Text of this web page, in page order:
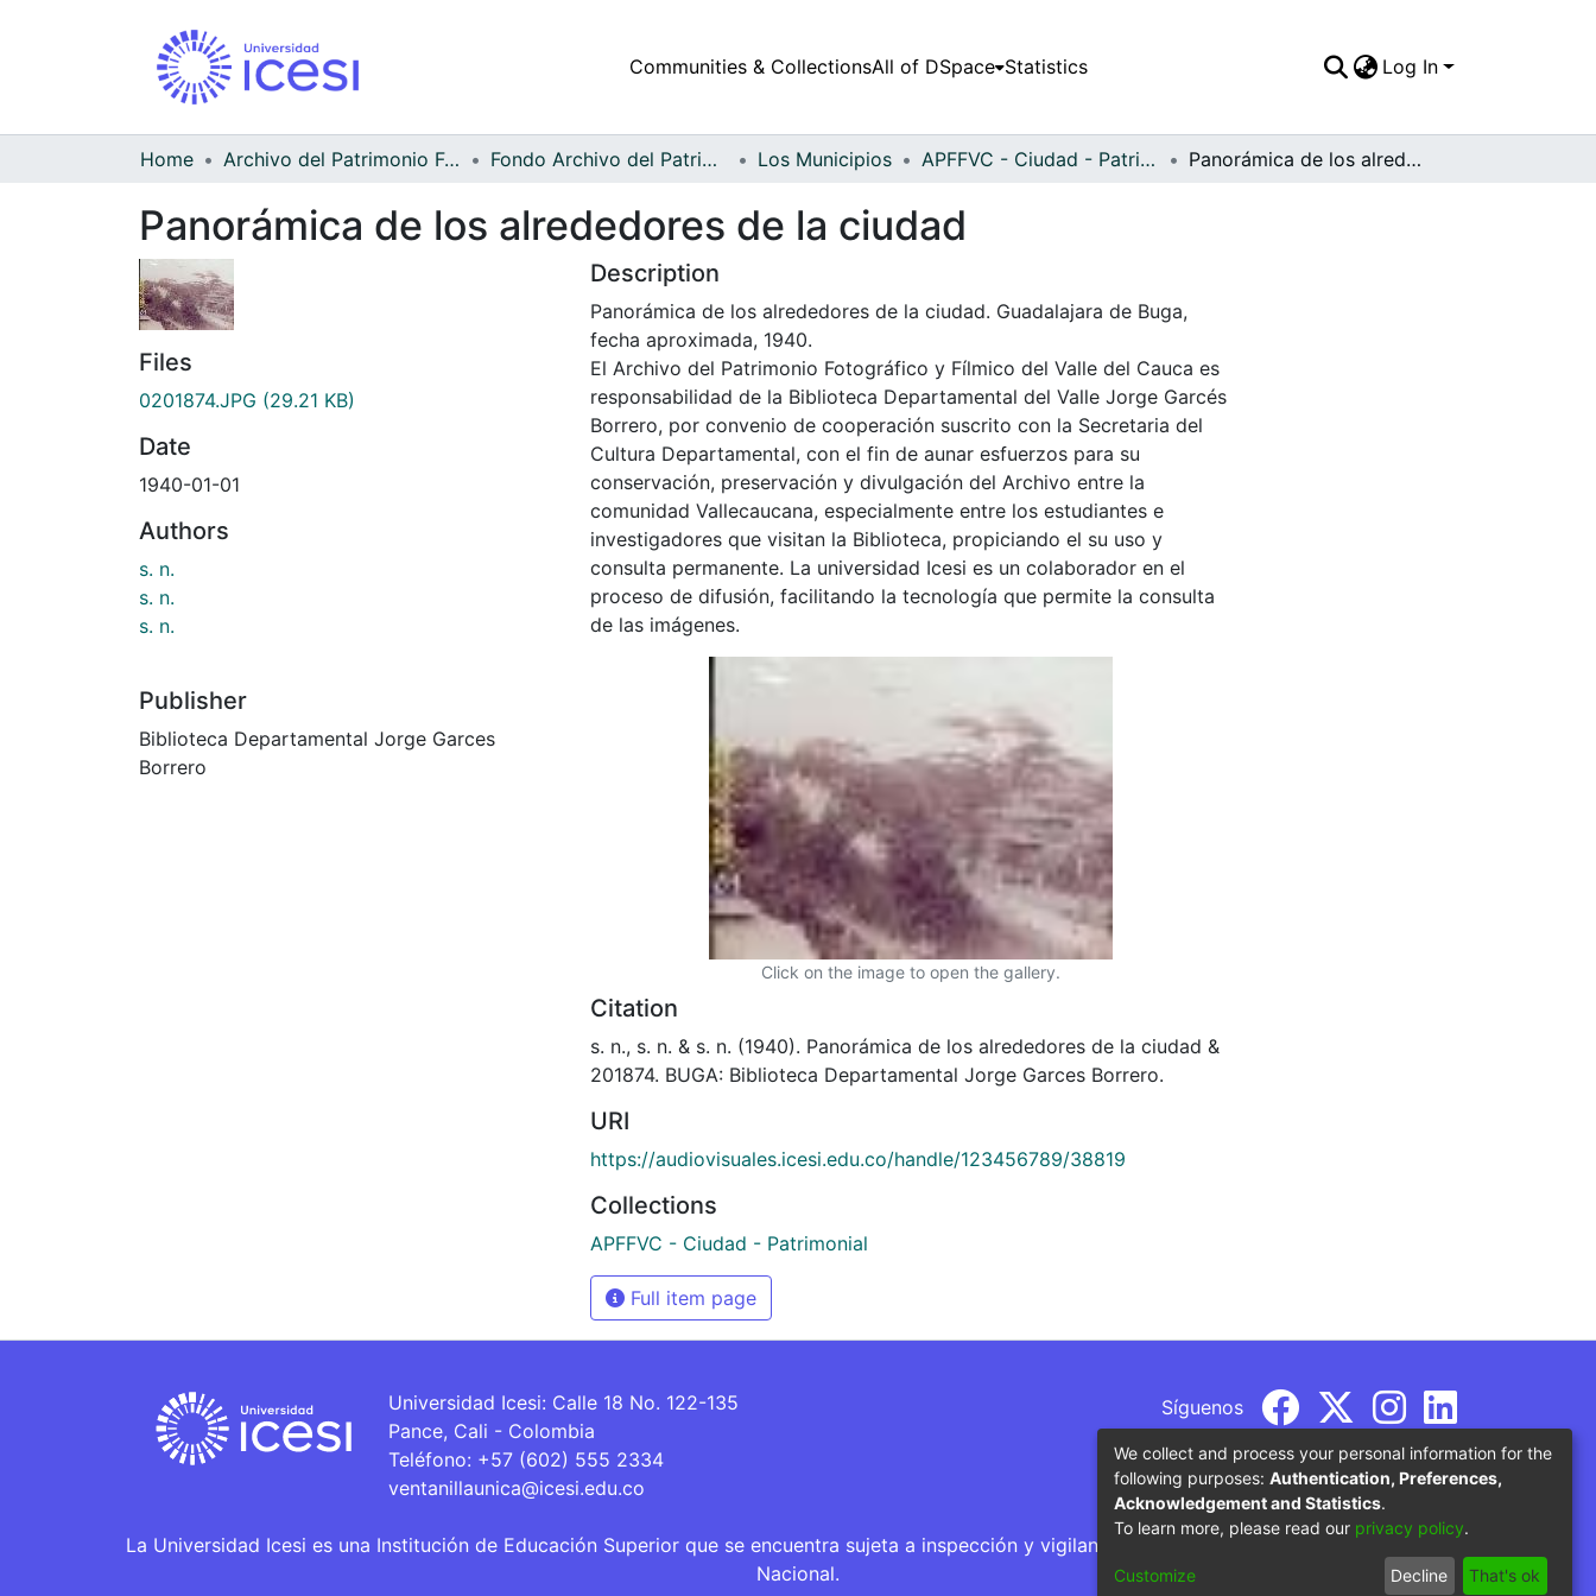
Communities & CollectionsAll of DSpace Statistics Log In
Home Archivo del Patrimonio Fotográfico y Fílmico del Valle del Cauca Fondo Archivo del Patrimonio Fotográfico y Fílmico del Valle del Cauca Los Municipios APFFVC - Ciudad - Patrimonial Panorámica de los alrededores de la ciudad
Panorámica de los alrededores de la ciudad
Files
0201874.JPG (29.21 KB)
Date
1940-01-01
Authors
s. n.
s. n.
s. n.
Publisher
Biblioteca Departamental Jorge Garces
Borrero
Description
Panorámica de los alrededores de la ciudad. Guadalajara de Buga,
fecha aproximada, 1940.
El Archivo del Patrimonio Fotográfico y Fílmico del Valle del Cauca es
responsabilidad de la Biblioteca Departamental del Valle Jorge Garcés
Borrero, por convenio de cooperación suscrito con la Secretaria del
Cultura Departamental, con el fin de aunar esfuerzos para su
conservación, preservación y divulgación del Archivo entre la
comunidad Vallecaucana, especialmente entre los estudiantes e
investigadores que visitan la Biblioteca, propiciando el su uso y
consulta permanente. La universidad Icesi es un colaborador en el
proceso de difusión, facilitando la tecnología que permite la consulta
de las imágenes.
Click on the image to open the gallery.
Citation
s. n., s. n. & s. n. (1940). Panorámica de los alrededores de la ciudad &
201874. BUGA: Biblioteca Departamental Jorge Garces Borrero.
URI
https://audiovisuales.icesi.edu.co/handle/123456789/38819
Collections
APFFVC - Ciudad - Patrimonial
Full item page
Universidad Icesi: Calle 18 No. 122-135
Pance, Cali - Colombia
Teléfono: +57 (602) 555 2334
ventanillaunica@icesi.edu.co
Síguenos
La Universidad Icesi es una Institución de Educación Superior que se encuentra sujeta a inspección y vigilancia por parte del Ministerio de Educación
Nacional.
We collect and process your personal information for the
following purposes: Authentication, Preferences,
Acknowledgement and Statistics.
To learn more, please read our privacy policy.
Customize Decline That's ok